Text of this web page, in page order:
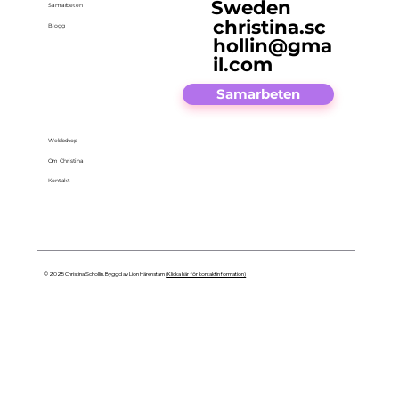
Samarbeten
Blogg
Webbshop
Om Christina
Kontakt
Sweden
christina.sc
hollin@gma
il.com
Samarbeten
© 2025 Christina Schollin. Byggd av Lion Härenstam(Klicka här för kontaktinformation)